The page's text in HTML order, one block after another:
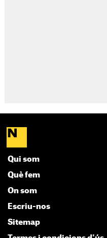
Qui som
Què fem
On som
Escriu-nos
Sitemap